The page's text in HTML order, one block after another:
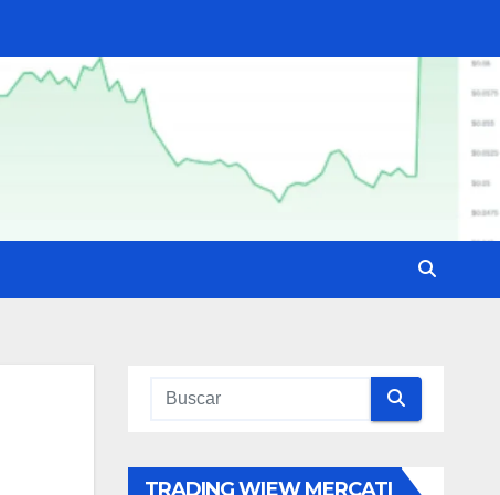
TRADING WIEW MERCATI